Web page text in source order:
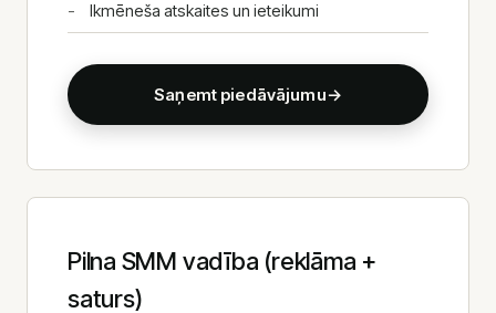
Ikmēneša atskaites un ieteikumi
Saņemt piedāvājumu→
Pilna SMM vadība (reklāma +
saturs)